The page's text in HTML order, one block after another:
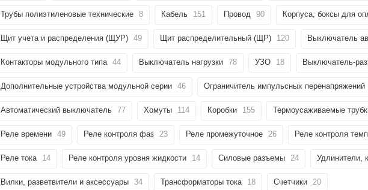
Трубы полиэтиленовые технические 8 Кабель 151 Провод 90 Корпуса, боксы для
Щит учета и распределения (ЩУР) 49 Щит распределительный (ЩР) 120 Выключатель
Контакторы модульного типа 44 Выключатель нагрузки 78 УЗО 18 Выключатель-
Дополнительные устройства модульной серии 46 Ограничитель импульсных перенапряжений
Автоматический выключатель 77 Хомуты 114 Коробки 155 Термоусаживаемые
Реле времени 49 Реле контроля фаз 23 Реле промежуточное 26 Реле контроля
Реле тока 14 Реле контроля уровня жидкости 14 Силовые разъемы 24 Удлинители,
Вилки, разветвители и аксессуары 34 Трансформаторы тока 18 Счетчики 20